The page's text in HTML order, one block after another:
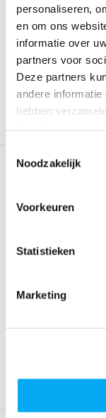
personaliseren,
en om ons
informatie over
partners voor
Deze partners
andere
hebben
Noodzakelijk
Voorkeuren
Statistieken
Marketing
Technodrive
keerkoppeling T...
Klik voor voorraad
€ 3.872,71
Keerkoppeling TM...
€ 1.109,40